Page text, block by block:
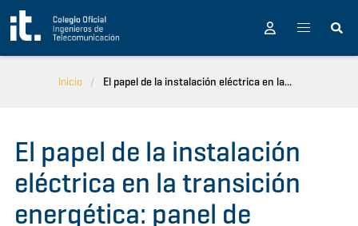
Pasar al contenido principal
Inicio El papel de la instalación eléctrica en la...
El papel de la instalación
eléctrica en la transición
energética: panel de